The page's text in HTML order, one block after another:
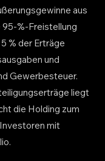
aus
%-Freistellung
% der Erträge
und
Gewerbesteuer.
liegt
die Holding zum
mit